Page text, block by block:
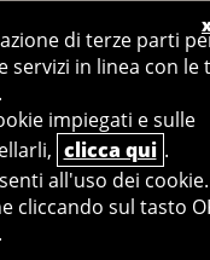
SAS
COOKIES
di terze parti
in linea con le
impiegati e sulle
clicca qui .
all'uso dei
cliccando sul tasto